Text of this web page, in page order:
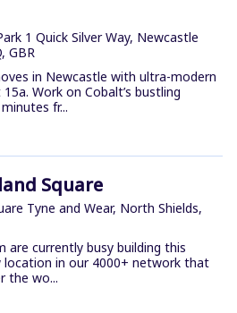
1 Quick Silver Way, Newcastle
GBR
in Newcastle with ultra-modern
Work on Cobalt’s bustling
fr...
Square
Tyne and Wear, North Shields,
are currently busy building this
in our 4000+ network that
the wo...